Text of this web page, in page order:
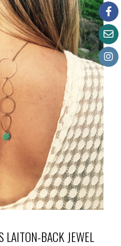
LAITON-BACK JEWEL